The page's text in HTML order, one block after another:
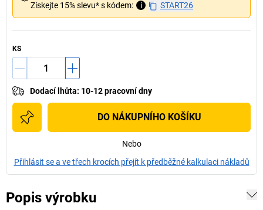
Získejte 15% slevu* s kódem:
i START26
KS
Dodací lhůta: 10-12 pracovní dny
DO NÁKUPNÍHO KOŠÍKU
Nebo
Přihlásit se a ve třech krocích přejít k předběžné kalkulaci nákladů
Popis výrobku